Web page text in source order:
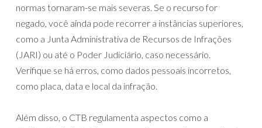
normas tornaram-se mais severas. Se o recurso for
negado, você ainda pode recorrer a instâncias superiores,
como a Junta Administrativa de Recursos de Infrações
(JARI) ou até o Poder Judiciário, caso necessário.
Verifique se há erros, como dados pessoais incorretos,
como placa, data e local da infração.
Além disso, o CTB regulamenta aspectos como a